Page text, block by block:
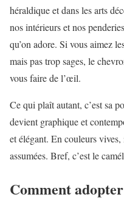
héraldique et dans les arts
nos intérieurs et nos
qu’on adore. Si vous aimez
mais pas trop sages, le
vous faire de l’œil.
Ce qui plaît autant, c’est sa
devient graphique et
et élégant. En couleurs
assumées. Bref, c’est le
Comment